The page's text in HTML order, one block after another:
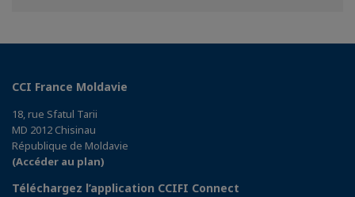
CCI France Moldavie
18, rue Sfatul Tarii
MD 2012 Chisinau
République de Moldavie
(Accéder au plan)
Téléchargez l’application CCIFI Connect